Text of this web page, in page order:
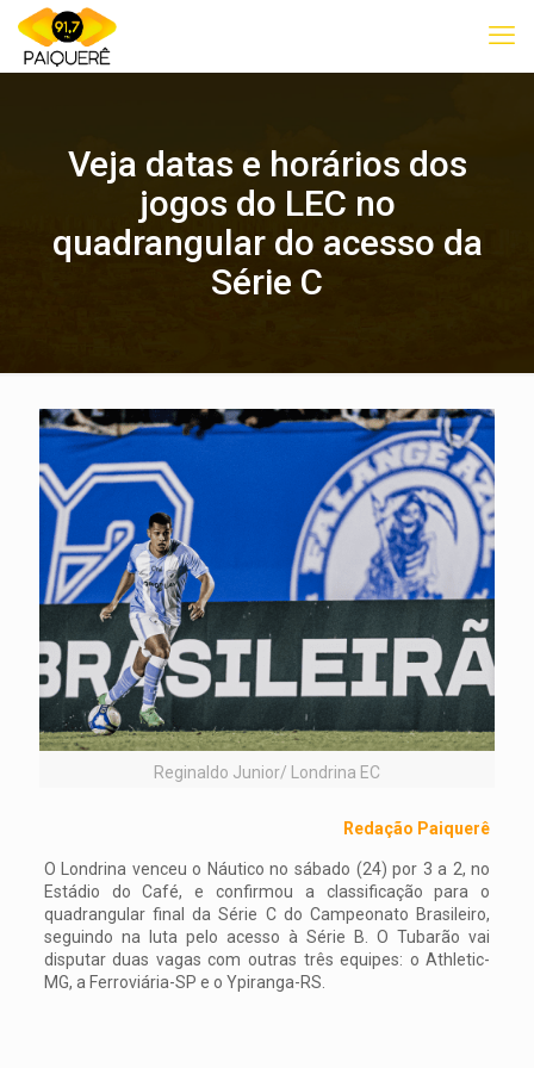
Veja datas e horários dos
jogos do LEC no
quadrangular do acesso da
Série C
Reginaldo Junior/ Londrina EC
Redação Paiquerê
O Londrina venceu o Náutico no sábado (24) por 3 a 2, no
Estádio do Café, e confirmou a classificação para o
quadrangular final da Série C do Campeonato Brasileiro,
seguindo na luta pelo acesso à Série B. O Tubarão vai
disputar duas vagas com outras três equipes: o Athletic-
MG, a Ferroviária-SP e o Ypiranga-RS.